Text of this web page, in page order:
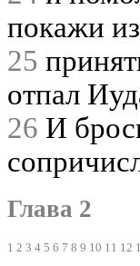
покажи
25
отпал
26 И
Глава 2
1 2 3 4 5 6 7 8 9 10 11 12